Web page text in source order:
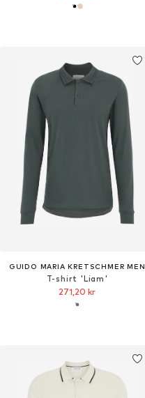
GUIDO MARIA KRETSCHMER MEN
T-shirt 'Liam'
271,20 kr